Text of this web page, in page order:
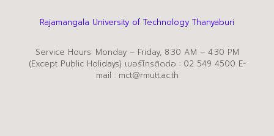
Rajamangala University of Technology Thanyaburi
Service Hours: Monday – Friday, 8:30 AM – 4:30 PM
(Except Public Holidays) เบอร์โทรติดต่อ : 02 549 4500 E-
mail : mct@rmutt.ac.th